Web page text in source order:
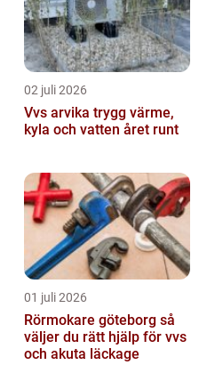
02 juli 2026
Vvs arvika trygg värme,
kyla och vatten året runt
01 juli 2026
Rörmokare göteborg så
väljer du rätt hjälp för vvs
och akuta läckage